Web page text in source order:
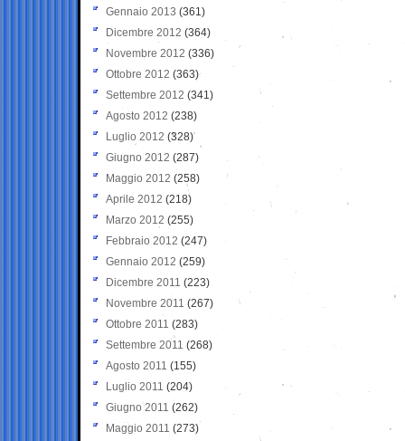
Gennaio 2013 (361)
Dicembre 2012 (364)
Novembre 2012 (336)
Ottobre 2012 (363)
Settembre 2012 (341)
Agosto 2012 (238)
Luglio 2012 (328)
Giugno 2012 (287)
Maggio 2012 (258)
Aprile 2012 (218)
Marzo 2012 (255)
Febbraio 2012 (247)
Gennaio 2012 (259)
Dicembre 2011 (223)
Novembre 2011 (267)
Ottobre 2011 (283)
Settembre 2011 (268)
Agosto 2011 (155)
Luglio 2011 (204)
Giugno 2011 (262)
Maggio 2011 (273)